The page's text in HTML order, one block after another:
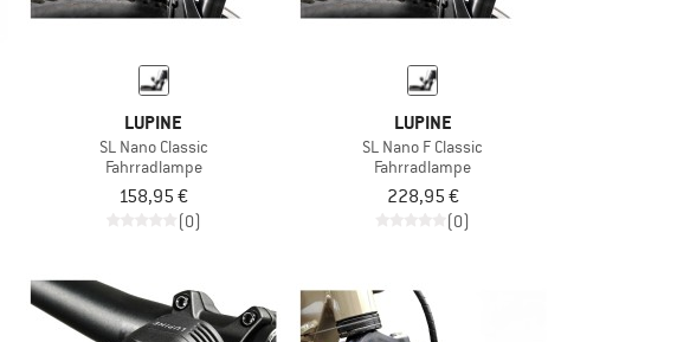
LUPINE
SL Nano Classic
Fahrradlampe
158,95 €
(0)
LUPINE
SL Nano F Classic
Fahrradlampe
228,95 €
(0)